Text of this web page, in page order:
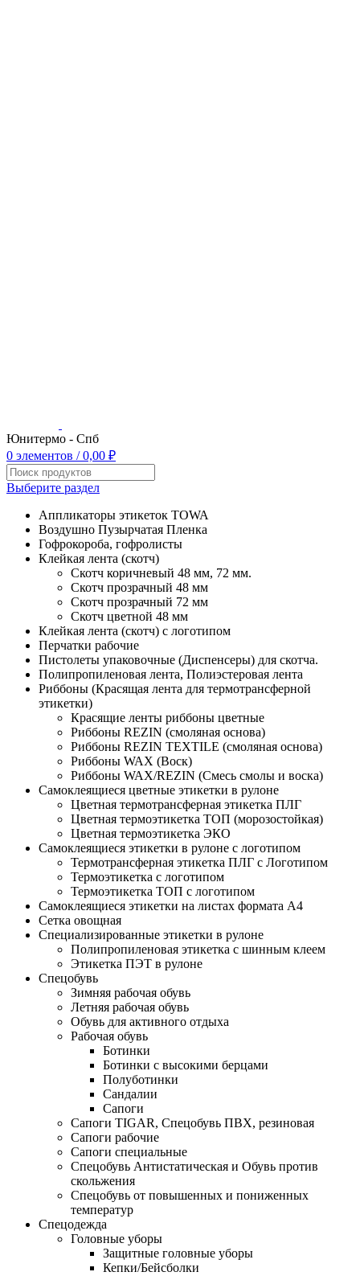
Юнитермо - Спб
0 элементов / 0,00 ₽
Выберите раздел
Аппликаторы этикеток TOWA
Воздушно Пузырчатая Пленка
Гофрокороба, гофролисты
Клейкая лента (скотч)
Скотч коричневый 48 мм, 72 мм.
Скотч прозрачный 48 мм
Скотч прозрачный 72 мм
Скотч цветной 48 мм
Клейкая лента (скотч) с логотипом
Перчатки рабочие
Пистолеты упаковочные (Диспенсеры) для скотча.
Полипропиленовая лента, Полиэстеровая лента
Риббоны (Красящая лента для термотрансферной
этикетки)
Красящие ленты риббоны цветные
Риббоны REZIN (смоляная основа)
Риббоны REZIN TEXTILE (смоляная основа)
Риббоны WAX (Воск)
Риббоны WAX/REZIN (Смесь смолы и воска)
Самоклеящиеся цветные этикетки в рулоне
Цветная термотрансферная этикетка ПЛГ
Цветная термоэтикетка ТОП (морозостойкая)
Цветная термоэтикетка ЭКО
Самоклеящиеся этикетки в рулоне с логотипом
Термотрансферная этикетка ПЛГ с Логотипом
Термоэтикетка с логотипом
Термоэтикетка ТОП с логотипом
Самоклеящиеся этикетки на листах формата А4
Сетка овощная
Специализированные этикетки в рулоне
Полипропиленовая этикетка с шинным клеем
Этикетка ПЭТ в рулоне
Спецобувь
Зимняя рабочая обувь
Летняя рабочая обувь
Обувь для активного отдыха
Рабочая обувь
Ботинки
Ботинки с высокими берцами
Полуботинки
Сандалии
Сапоги
Сапоги TIGAR, Спецобувь ПВХ, резиновая
Сапоги рабочие
Сапоги специальные
Спецобувь Антистатическая и Обувь против
скольжения
Спецобувь от повышенных и пониженных
температур
Спецодежда
Головные уборы
Защитные головные уборы
Кепки/Бейсболки